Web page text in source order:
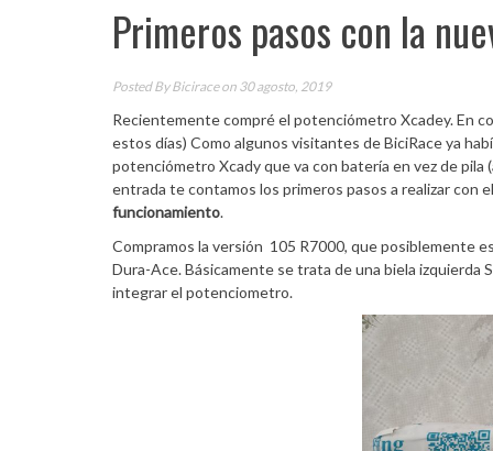
Primeros pasos con la
Posted ByBiciraceon 30 agosto, 2019
Recientemente compré el potenciómetro Xcadey. En
estos días) Como algunos visitantes de BiciRace ya
potenciómetro Xcady que va con batería en vez de
entrada te contamos los primeros pasos a realizar con
funcionamiento.
Compramos la versión 105 R7000, que posiblemente
Dura-Ace. Básicamente se trata de una biela izquierda
integrar el potenciometro.